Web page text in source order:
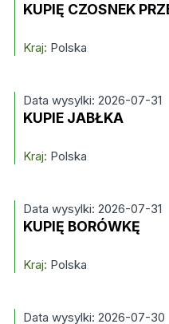
KUPIĘ CZOSNEK
Kraj: Polska
Data wysylki: 2026-07-31
KUPIE JABŁKA
Kraj: Polska
Data wysylki: 2026-07-31
KUPIĘ BORÓWKĘ
Kraj: Polska
Data wysylki: 2026-07-30